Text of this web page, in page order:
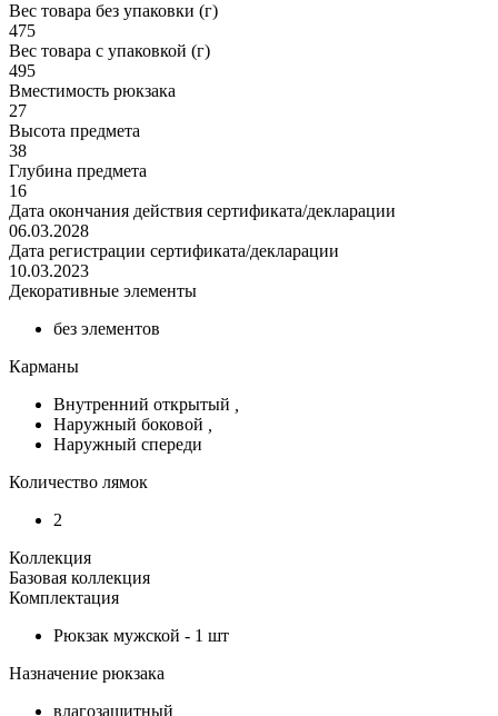
Вес товара без упаковки (г)
475
Вес товара с упаковкой (г)
495
Вместимость рюкзака
27
Высота предмета
38
Глубина предмета
16
Дата окончания действия сертификата/декларации
06.03.2028
Дата регистрации сертификата/декларации
10.03.2023
Декоративные элементы
без элементов
Карманы
Внутренний открытый
Наружный боковой
Наружный спереди
Количество лямок
2
Коллекция
Базовая коллекция
Комплектация
Рюкзак мужской - 1 шт
Назначение рюкзака
влагозащитный